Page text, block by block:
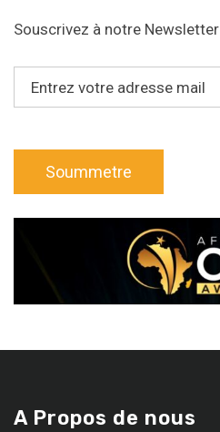
Souscrivez à notre Newsletter
A Propos de nous